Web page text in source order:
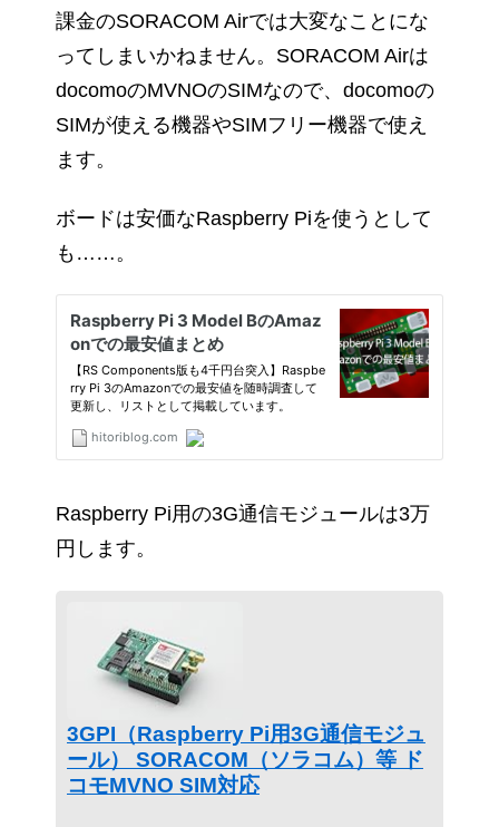
課金のSORACOM Airでは大変なことにな
ってしまいかねません。SORACOM Airは
docomoのMVNOのSIMなので、docomoの
SIMが使える機器やSIMフリー機器で使え
ます。
ボードは安価なRaspberry Piを使うとして
も……。
Raspberry Pi用の3G通信モジュールは3万
円します。
3GPI（Raspberry Pi用3G通信モジュ
ール） SORACOM（ソラコム）等 ド
コモMVNO SIM対応